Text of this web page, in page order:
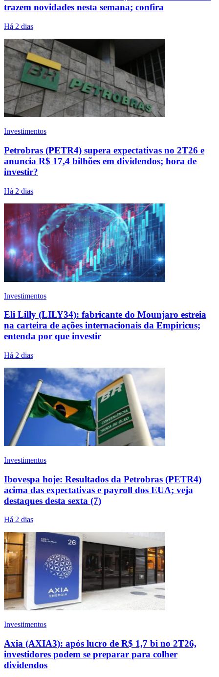
trazem novidades nesta semana; confira
Há 2 dias
Investimentos
Petrobras (PETR4) supera expectativas no 2T26 e
anuncia R$ 17,4 bilhões em dividendos; hora de
investir?
Há 2 dias
Investimentos
Eli Lilly (LILY34): fabricante do Mounjaro estreia
na carteira de ações internacionais da Empiricus;
entenda por que investir
Há 2 dias
Investimentos
Ibovespa hoje: Resultados da Petrobras (PETR4)
acima das expectativas e payroll dos EUA; veja
destaques desta sexta (7)
Há 2 dias
Investimentos
Axia (AXIA3): após lucro de R$ 1,7 bi no 2T26,
investidores podem se preparar para colher
dividendos